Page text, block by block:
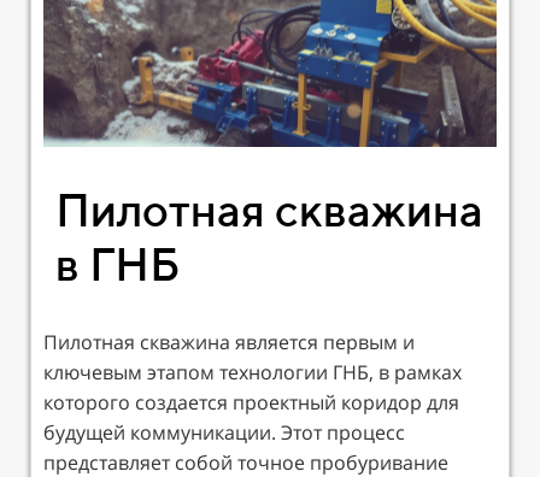
Пилотная скважина
в ГНБ
Пилотная скважина является первым и
ключевым этапом технологии ГНБ, в рамках
которого создается проектный коридор для
будущей коммуникации. Этот процесс
представляет собой точное пробуривание